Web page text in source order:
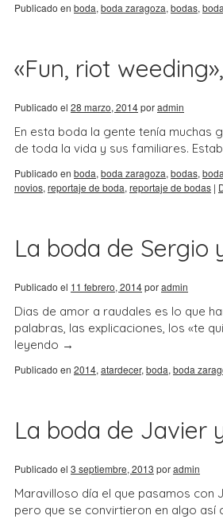
Publicado en boda, boda zaragoza, bodas,
«Fun, riot
Publicado el 28 marzo, 2014poradmin
En esta boda la gente tenía muchas
de toda la vida y sus familiares.
Publicado en boda, boda zaragoza, bodas,
novios, reportaje de boda, reportaje de bodas |
La boda de Sergio
Publicado el 11 febrero, 2014poradmin
Dias de amor a raudales es lo que
palabras, las explicaciones, los «te
leyendo →
Publicado en 2014, atardecer, boda, boda
La boda de Javier
Publicado el 3 septiembre, 2013 poradmin
Maravilloso día el que pasamos
pero que se convirtieron en algo así